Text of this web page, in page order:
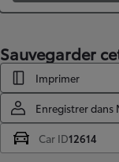
Sauvegarder
Imprimer
Enregistrer dans
Car ID12614